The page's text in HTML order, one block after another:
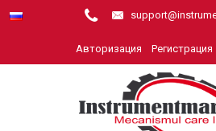
Авторизация Регистрация